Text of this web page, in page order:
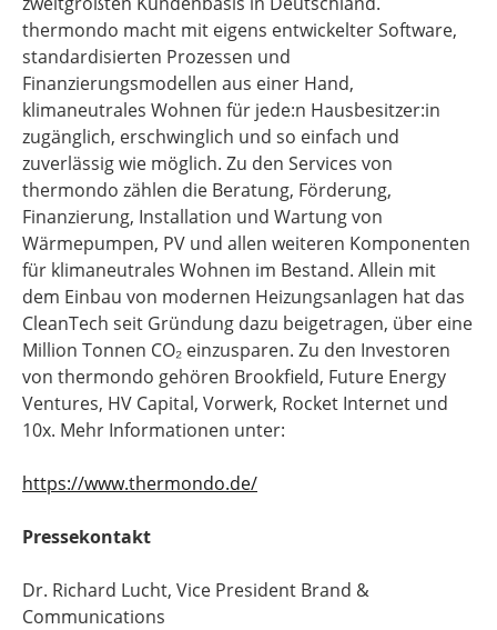
thermondo macht mit eigens entwickelter Software,
standardisierten Prozessen und
Finanzierungsmodellen aus einer Hand,
klimaneutrales Wohnen für jede:n Hausbesitzer:in
zugänglich, erschwinglich und so einfach und
zuverlässig wie möglich. Zu den Services von
thermondo zählen die Beratung, Förderung,
Finanzierung, Installation und Wartung von
Wärmepumpen, PV und allen weiteren Komponenten
für klimaneutrales Wohnen im Bestand. Allein mit
dem Einbau von modernen Heizungsanlagen hat das
CleanTech seit Gründung dazu beigetragen, über eine
Million Tonnen CO₂ einzusparen. Zu den Investoren
von thermondo gehören Brookfield, Future Energy
Ventures, HV Capital, Vorwerk, Rocket Internet und
10x. Mehr Informationen unter:
https://www.thermondo.de/
Pressekontakt
Dr. Richard Lucht, Vice President Brand &
Communications